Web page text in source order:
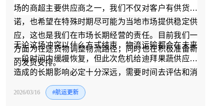
场的商超主要供应商之一，我们不仅对客户有供货承
诺，也希望在特殊时期尽可能为当地市场提供稳定供
应，这也是我们在市场长期经营的责任。目前我们一
方面为在途货物调整物流路径，同时也在积极准备新
的发货安排。”
无论这场冲突以什么方式结束，物流运输都会在未来
一段时间内缓慢恢复，但此次危机给迪拜果蔬供应链
造成的长期影响必定十分深远，需要时间去评估和消
化。此次事件也再次提醒业界，在高度依赖进口的业
务内容下，建立更加灵活和多元化的供应链体系，对
2026/03/16 #航运更新